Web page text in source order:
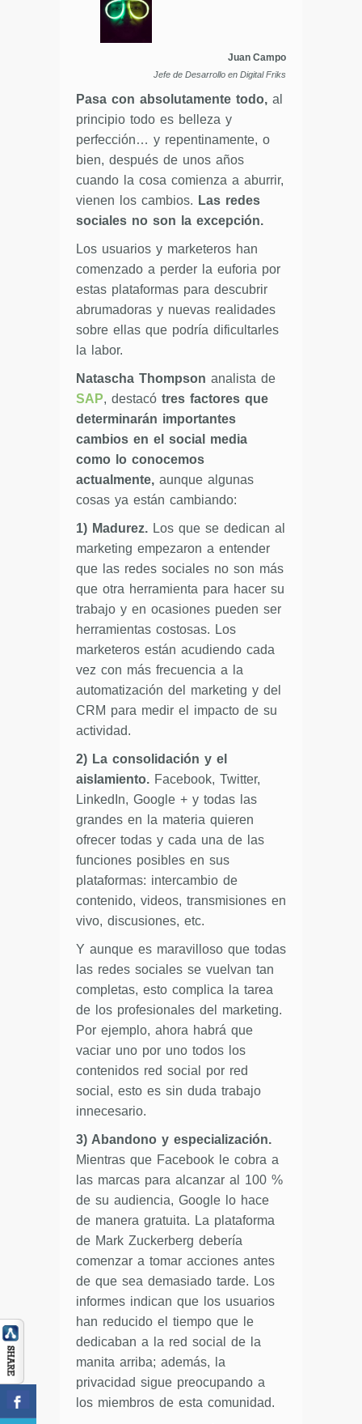
Juan Campo
Jefe de Desarrollo en Digital Friks
Pasa con absolutamente todo, al
principio todo es belleza y
perfección… y repentinamente, o
bien, después de unos años
cuando la cosa comienza a aburrir,
vienen los cambios. Las redes
sociales no son la excepción.
Los usuarios y marketeros han
comenzado a perder la euforia por
estas plataformas para descubrir
abrumadoras y nuevas realidades
sobre ellas que podría dificultarles
la labor.
Natascha Thompson analista de
SAP, destacó tres factores que
determinarán importantes
cambios en el social media
como lo conocemos
actualmente, aunque algunas
cosas ya están cambiando:
1) Madurez. Los que se dedican al
marketing empezaron a entender
que las redes sociales no son más
que otra herramienta para hacer su
trabajo y en ocasiones pueden ser
herramientas costosas. Los
marketeros están acudiendo cada
vez con más frecuencia a la
automatización del marketing y del
CRM para medir el impacto de su
actividad.
2) La consolidación y el
aislamiento. Facebook, Twitter,
LinkedIn, Google + y todas las
grandes en la materia quieren
ofrecer todas y cada una de las
funciones posibles en sus
plataformas: intercambio de
contenido, videos, transmisiones en
vivo, discusiones, etc.
Y aunque es maravilloso que todas
las redes sociales se vuelvan tan
completas, esto complica la tarea
de los profesionales del marketing.
Por ejemplo, ahora habrá que
vaciar uno por uno todos los
contenidos red social por red
social, esto es sin duda trabajo
innecesario.
3) Abandono y especialización.
Mientras que Facebook le cobra a
las marcas para alcanzar al 100 %
de su audiencia, Google lo hace
de manera gratuita. La plataforma
de Mark Zuckerberg debería
comenzar a tomar acciones antes
de que sea demasiado tarde. Los
informes indican que los usuarios
han reducido el tiempo que le
dedicaban a la red social de la
manita arriba; además, la
privacidad sigue preocupando a
los miembros de esta comunidad.